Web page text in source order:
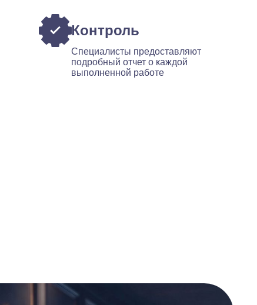
Контроль
Специалисты предоставляют
подробный отчет о каждой
выполненной работе